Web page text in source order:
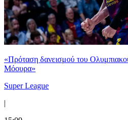
«Πρόταση δανεισμού του
Μόουρα»
Super League
|